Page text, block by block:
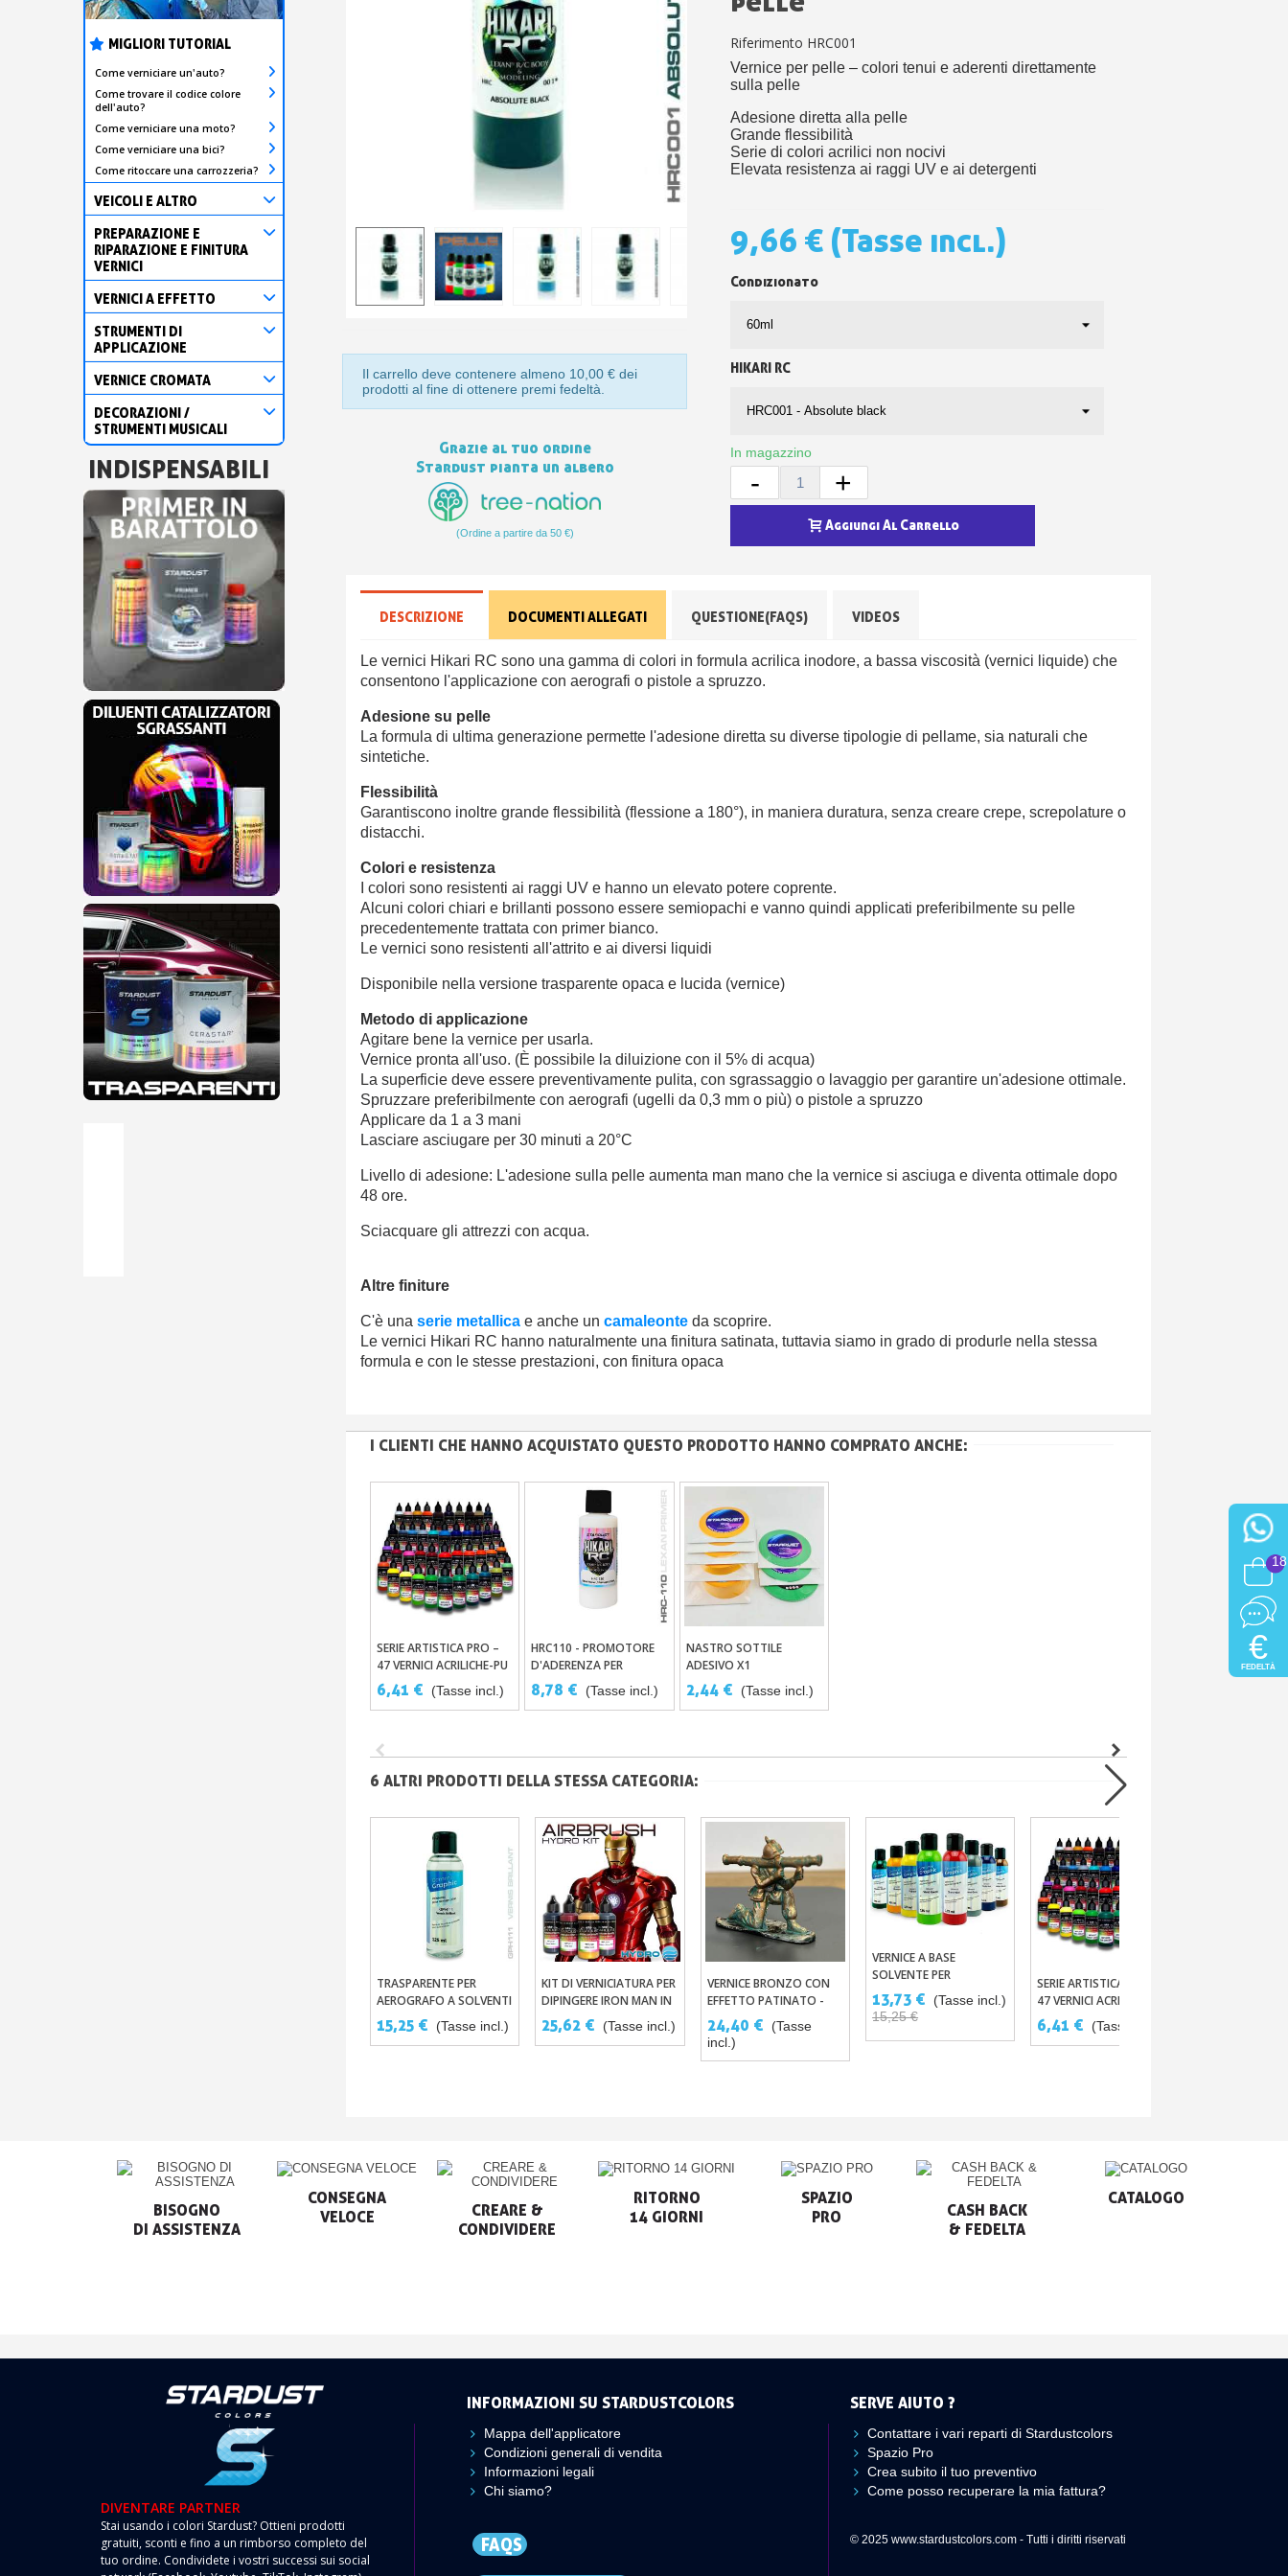
Iscriviti alla newsletter: 5€ di sconto
MIGLIORI TUTORIAL
Come verniciare un'auto?
Come trovare il codice colore
dell'auto?
Come verniciare una moto?
Come verniciare una bici?
Come ritoccare una carrozzeria?
VEICOLI E ALTRO
PREPARAZIONE E
RIPARAZIONE E FINITURA
VERNICI
VERNICI A EFFETTO
STRUMENTI DI
APPLICAZIONE
VERNICE CROMATA
DECORAZIONI /
STRUMENTI MUSICALI
INDISPENSABILI
Il carrello deve contenere almeno 10,00 € dei
prodotti al fine di ottenere premi fedeltà.
Grazie al tuo ordine
Stardust pianta un albero
(Ordine a partire da 50 €)
Riferimento HRC001
Vernice per pelle – colori tenui e aderenti direttamente
sulla pelle
Adesione diretta alla pelle
Grande flessibilità
Serie di colori acrilici non nocivi
Elevata resistenza ai raggi UV e ai detergenti
9,66 € (Tasse incl.)
Condizionato
HIKARI RC
In magazzino
- +
Aggiungi Al Carrello
DESCRIZIONE DOCUMENTI ALLEGATI QUESTIONE(FAQS) VIDEOS
Le vernici Hikari RC sono una gamma di colori in formula acrilica inodore, a bassa viscosità (vernici liquide) che
consentono l'applicazione con aerografi o pistole a spruzzo.
Adesione su pelle
La formula di ultima generazione permette l'adesione diretta su diverse tipologie di pellame, sia naturali che
sintetiche.
Flessibilità
Garantiscono inoltre grande flessibilità (flessione a 180°), in maniera duratura, senza creare crepe, screpolature o
distacchi.
Colori e resistenza
I colori sono resistenti ai raggi UV e hanno un elevato potere coprente.
Alcuni colori chiari e brillanti possono essere semiopachi e vanno quindi applicati preferibilmente su pelle
precedentemente trattata con primer bianco.
Le vernici sono resistenti all'attrito e ai diversi liquidi
Disponibile nella versione trasparente opaca e lucida (vernice)
Metodo di applicazione
Agitare bene la vernice per usarla.
Vernice pronta all'uso. (È possibile la diluizione con il 5% di acqua)
La superficie deve essere preventivamente pulita, con sgrassaggio o lavaggio per garantire un'adesione ottimale.
Spruzzare preferibilmente con aerografi (ugelli da 0,3 mm o più) o pistole a spruzzo
Applicare da 1 a 3 mani
Lasciare asciugare per 30 minuti a 20°C
Livello di adesione: L'adesione sulla pelle aumenta man mano che la vernice si asciuga e diventa ottimale dopo
48 ore.
Sciacquare gli attrezzi con acqua.
Altre finiture
C'è unaserie metallica e anche un camaleonte da scoprire.
Le vernici Hikari RC hanno naturalmente una finitura satinata, tuttavia siamo in grado di produrle nella stessa
formula e con le stesse prestazioni, con finitura opaca
I CLIENTI CHE HANNO ACQUISTATO QUESTO PRODOTTO HANNO COMPRATO ANCHE:
Aggiungi Al Carrello
SERIE ARTISTICA PRO –
47 VERNICI ACRILICHE-PU
PER AEROGRAFO
6,41 € (Tasse incl.)
Aggiungi Al Carrello
HRC110 - PROMOTORE
D'ADERENZA PER
POLICARBONATO E
LEXAN – HIKARI RC
8,78 € (Tasse incl.)
Aggiungi Al Carrello
NASTRO SOTTILE
ADESIVO X1
2,44 € (Tasse incl.)
6 ALTRI PRODOTTI DELLA STESSA CATEGORIA:
Aggiungi Al Carrello
TRASPARENTE PER
AEROGRAFO A SOLVENTI
1C GRAPHIC – 2 TIPI
15,25 € (Tasse incl.)
Aggiungi Al Carrello
KIT DI VERNICIATURA PER
DIPINGERE IRON MAN IN
ROSSO E ORO – SPRAY O
AEROGRAFO
25,62 € (Tasse incl.)
Aggiungi Al Carrello
VERNICE BRONZO CON
EFFETTO PATINATO -
KIT COMPLETO ACRILICO
24,40 €
(Tasse
incl.)
Aggiungi Al Carrello
VERNICE A BASE
SOLVENTE PER
AEROGRAFO 125ML
13,73 €
(Tasse incl.)
15,25 €
Aggiungi Al Carrello
SERIE ARTISTICA PRO –
47 VERNICI ACRILICHE-PU
PER AEROGRAFO
6,41 € (Tasse incl.)
BISOGNO
CONSEGNA
VELOCE
CREARE &
CONDIVIDERE
RITORNO
14 GIORNI
SPAZIO
PRO
CASH BACK
& FEDELTA
CATALOGO
DIVENTARE PARTNER
Stai usando i colori Stardust? Ottieni prodotti
gratuiti, sconti e fino a un rimborso completo del
tuo ordine. Condividete i vostri successi sui social
INFORMAZIONI SU STARDUSTCOLORS
Mappa dell'applicatore
Condizioni generali di vendita
Informazioni legali
Chi siamo?
FAQS
SERVE AIUTO ?
Contattare i vari reparti di Stardustcolors
Spazio Pro
Crea subito il tuo preventivo
Come posso recuperare la mia fattura?
© 2025 www.stardustcolors.com - Tutti i diritti riservati
18
€
FEDELTÀ